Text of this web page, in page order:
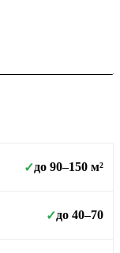
✓до 90–150 м²
✓до 40–70